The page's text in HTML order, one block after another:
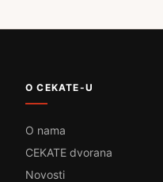
O CEKATE-U
O nama
CEKATE dvorana
Novosti